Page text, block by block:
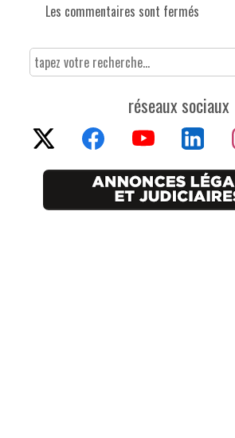
Les commentaires sont fermés
réseaux sociaux